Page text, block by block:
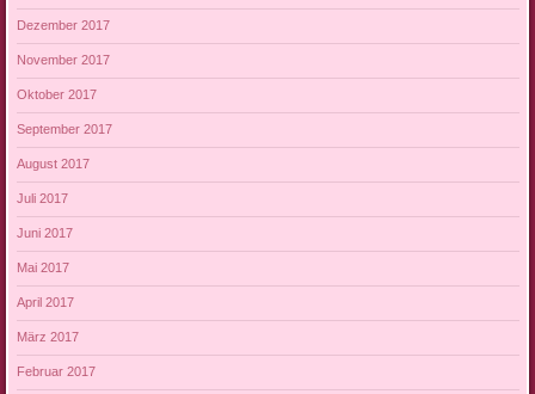
Dezember 2017
November 2017
Oktober 2017
September 2017
August 2017
Juli 2017
Juni 2017
Mai 2017
April 2017
März 2017
Februar 2017